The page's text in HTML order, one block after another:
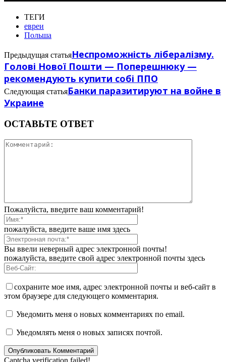
ТЕГИ
евреи
Польша
Предыдущая статьяНеспроможність лібералізму.
Голові Нової Пошти — Поперешнюку —
рекомендують купити собі ППО
Следующая статьяБанки паразитируют на войне в
Украине
ОСТАВЬТЕ ОТВЕТ
Пожалуйста, введите ваш комментарий!
пожалуйста, введите ваше имя здесь
Вы ввели неверный адрес электронной почты!
пожалуйста, введите свой адрес электронной почты здесь
сохраните мое имя, адрес электронной почты и веб-сайт в
этом браузере для следующего комментария.
Уведомить меня о новых комментариях по email.
Уведомлять меня о новых записях почтой.
Captcha verification failed!